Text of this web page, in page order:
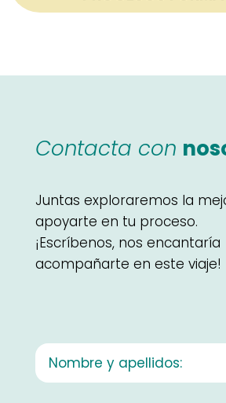
Contacta con
Juntas exploraremos la
apoyarte en tu proceso.
¡Escríbenos, nos encantaría
acompañarte en este viaje!